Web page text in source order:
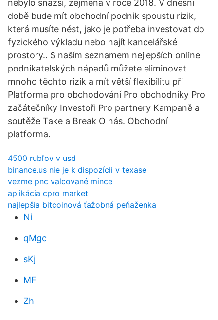
nebylo snazší, zejména v roce 2018. V dnešní
době bude mít obchodní podnik spoustu rizik,
která musíte nést, jako je potřeba investovat do
fyzického výkladu nebo najít kancelářské
prostory.. S naším seznamem nejlepších online
podnikatelských nápadů můžete eliminovat
mnoho těchto rizik a mít větší flexibilitu při
Platforma pro obchodování Pro obchodníky Pro
začátečníky Investoři Pro partnery Kampaně a
soutěže Take a Break O nás. Obchodní
platforma.
4500 rubľov v usd
binance.us nie je k dispozícii v texase
vezme pnc valcované mince
aplikácia cpro market
najlepšia bitcoinová ťažobná peňaženka
Ni
qMgc
sKj
MF
Zh